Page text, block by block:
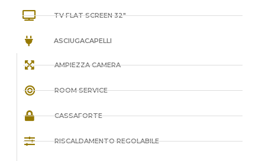
TV FLAT SCREEN 32″
ASCIUGACAPELLI
AMPIEZZA CAMERA
ROOM SERVICE
CASSAFORTE
RISCALDAMENTO REGOLABILE